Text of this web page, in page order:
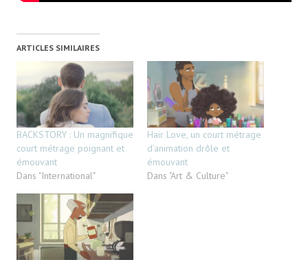
ARTICLES SIMILAIRES
BACKSTORY : Un magnifique
court métrage poignant et
émouvant
Dans "International"
Hair Love, un court métrage
d’animation drôle et
émouvant
Dans "Art & Culture"